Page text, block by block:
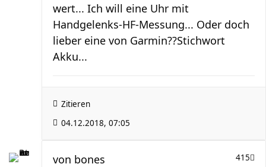
wert... Ich will eine Uhr mit
Handgelenks-HF-Messung... Oder doch
lieber eine von Garmin??Stichwort
Akku...
Zitieren
04.12.2018, 07:05
415
von bones